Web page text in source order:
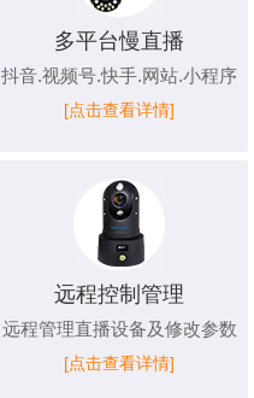
多平台慢直播
抖音.视频号.快手.网站.小程序
[点击查看详情]
远程控制管理
远程管理直播设备及修改参数
[点击查看详情]